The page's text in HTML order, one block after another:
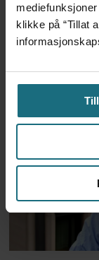
klikke på “Tillat
Kliniske
til land